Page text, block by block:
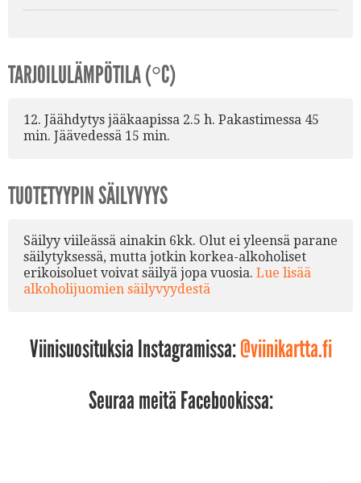
TARJOILULÄMPÖTILA (°C)
12. Jäähdytys jääkaapissa 2.5 h. Pakastimessa 45
min. Jäävedessä 15 min.
TUOTETYYPIN SÄILYVYYS
Säilyy viileässä ainakin 6kk. Olut ei yleensä parane
säilytyksessä, mutta jotkin korkea-alkoholiset
erikoisoluet voivat säilyä jopa vuosia. Lue lisää
alkoholijuomien säilyvyydestä
Viinisuosituksia Instagramissa:@viinikartta.fi
Seuraa meitä Facebookissa: